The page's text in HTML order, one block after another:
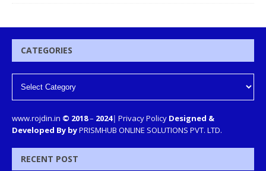
CATEGORIES
www.rojdin.in © 2018– 2024| Privacy Policy Designed &
Developed By byPRISMHUB ONLINE SOLUTIONS PVT. LTD.
RECENT POST